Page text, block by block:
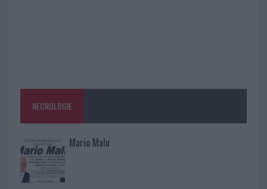
NECROLOGIE
Mario Malu